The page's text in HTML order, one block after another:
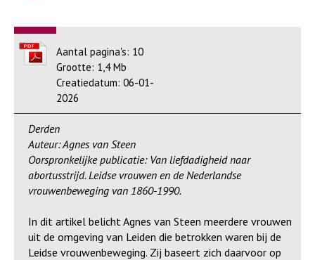
Aantal pagina's: 10
Grootte: 1,4 Mb
Creatiedatum: 06-01-
2026
Derden
Auteur: Agnes van Steen
Oorspronkelijke publicatie: Van liefdadigheid naar
abortusstrijd. Leidse vrouwen en de Nederlandse
vrouwenbeweging van 1860-1990.
In dit artikel belicht Agnes van Steen meerdere vrouwen
uit de omgeving van Leiden die betrokken waren bij de
Leidse vrouwenbeweging. Zij baseert zich daarvoor op